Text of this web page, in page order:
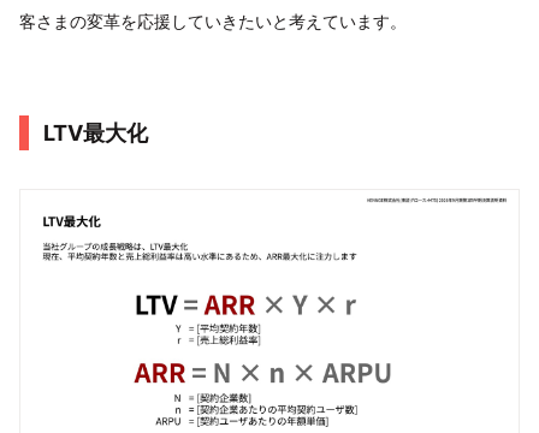
客さまの変革を応援していきたいと考えています。
LTV最大化